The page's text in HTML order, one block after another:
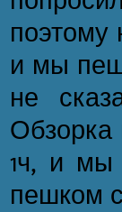
поэтому
и мы
не
Обзорка
1ч, и мы
пешком